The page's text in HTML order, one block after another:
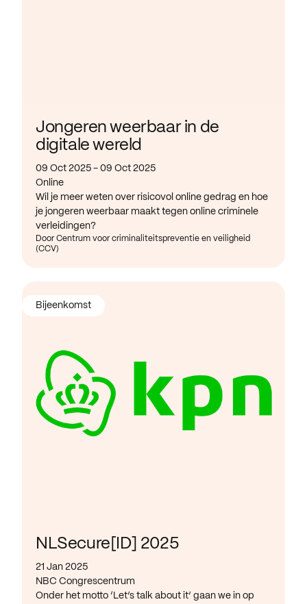
Jongeren weerbaar in de
digitale wereld
09 Oct 2025 - 09 Oct 2025
Online
Wil je meer weten over risicovol online gedrag en hoe
je jongeren weerbaar maakt tegen online criminele
verleidingen?
Door Centrum voor criminaliteitspreventie en veiligheid
(CCV)
NLSecure[ID] 2025
21 Jan 2025
NBC Congrescentrum
Onder het motto ‘Let’s talk about it’ gaan we in op
Bijeenkomst